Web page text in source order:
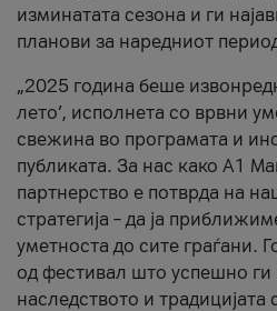
изминатата сезона и ги
планови за наредниот
„2025 година беше
лето’, исполнета со врвни
свежина во програмата и
публиката. За нас како A1
партнерство е потврда на
стратегија – да ја
уметноста до сите граѓани.
од фестивал што успешно
наследството и